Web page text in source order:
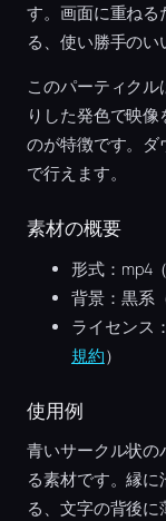
す。画面に重ねる
る、使い勝手のい
このパーティク
りした発色で映
のが特徴です。ダ
で行えます。
素材の概要
形式：mp4
背景：黒系
ライセンス
規約）
使用例
青いサークル状の
る素材です。縁
る、文字の背後